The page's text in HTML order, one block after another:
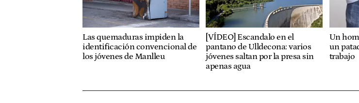
Las quemaduras impiden la
identificación convencional de
los jóvenes de Manlleu
[VÍDEO] Escandalo en el
pantano de Ulldecona: varios
jóvenes saltan por la presa sin
apenas agua
Un
un
trabajo